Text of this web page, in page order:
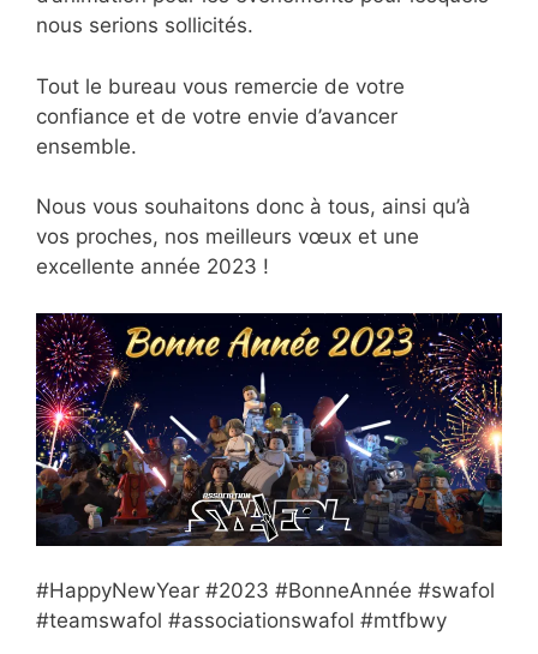
nous serions sollicités.
Tout le bureau vous remercie de votre
confiance et de votre envie d’avancer
ensemble.
Nous vous souhaitons donc à tous, ainsi qu’à
vos proches, nos meilleurs vœux et une
excellente année 2023 !
#HappyNewYear #2023 #BonneAnnée #swafol
#teamswafol #associationswafol #mtfbwy